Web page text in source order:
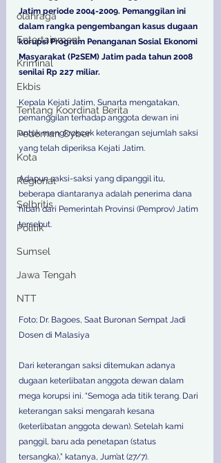
olahraga
Entertainment
Kriminal
Ekbis
Tentang Koordinat Berita
Pedoman Cyber
Kota
Regional
Selbritis
Politik
Sumsel
Jawa Tengah
NTT
Jatim periode 2004-2009. Pemanggilan ini
dalam rangka pengembangan kasus dugaan
korupsi Program Penanganan Sosial Ekonomi
Masyarakat (P2SEM) Jatim pada tahun 2008
senilai Rp 227 miliar.
Kepala Kejati Jatim, Sunarta mengatakan,
pemanggilan terhadap anggota dewan ini
untuk mengkroscek keterangan sejumlah saksi
yang telah diperiksa Kejati Jatim.
Adapun saksi-saksi yang dipanggil itu,
beberapa diantaranya adalah penerima dana
hibah dari Pemerintah Provinsi (Pemprov) Jatim
tersebut.
Foto; Dr. Bagoes, Saat Buronan Sempat Jadi
Dosen di Malasiya
Dari keterangan saksi ditemukan adanya
dugaan keterlibatan anggota dewan dalam
mega korupsi ini. “Semoga ada titik terang. Dari
keterangan saksi mengarah kesana
(keterlibatan anggota dewan). Setelah kami
panggil, baru ada penetapan (status
tersangka),” katanya, Jum’at (27/7).